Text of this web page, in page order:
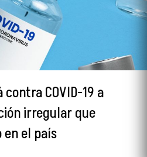
COVID-19 a
irregular que
el país